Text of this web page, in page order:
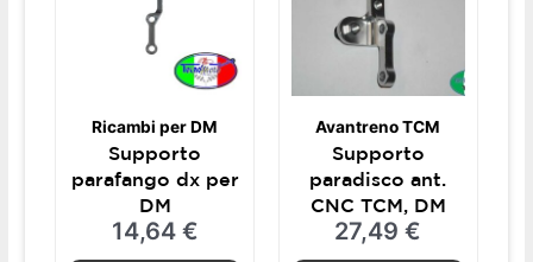
Ricambi per DM
Supporto
parafango dx per
DM
14,64 €
Avantreno TCM
Supporto
paradisco ant.
CNC TCM, DM
27,49€